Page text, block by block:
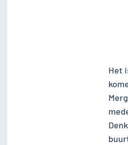
Het